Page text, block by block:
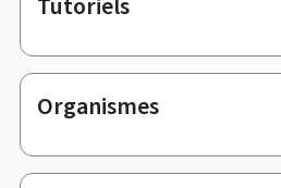
Organismes